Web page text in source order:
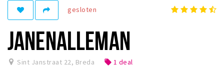
Winkelgebieden
Bezienswaardigheden
Musea, theaters & podia
gesloten
JANENALLEMAN
Sint Janstraat 22, Breda local_offer 1 deal